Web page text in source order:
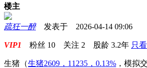
楼主
疏狂一醉发表于 2026-04-14 09:06
VIP1 粉丝 10 关注 2 股龄 3.2年 只
生猪 （生猪2609，11235，0.13% ， 模拟